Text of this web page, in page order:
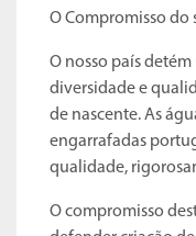
O Compromisso do
O nosso país
diversidade e
de nascente. As
engarrafadas
qualidade,
O compromisso